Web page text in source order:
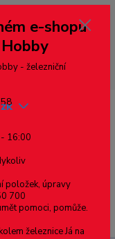
chcete platit v eurech
- pravý horní roh ---
bude po
poštovné, v opačném
a rušeny následující
Menu
e-shopu
- železniční
16:00
položek, úpravy
700
pomoci, pomůže.
železnice Já na